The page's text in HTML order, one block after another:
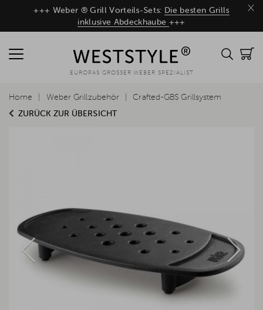
×
+++ Weber ® Grill Vorteils-Sets: Die besten Grills
inklusive Abdeckhaube +++
EUROPAS GROSSER WEBER SPEZIALIST
ZURÜCK ZUR ÜBERSICHT
Home Weber Grillzubehör Crafted-GBS Grillsystem